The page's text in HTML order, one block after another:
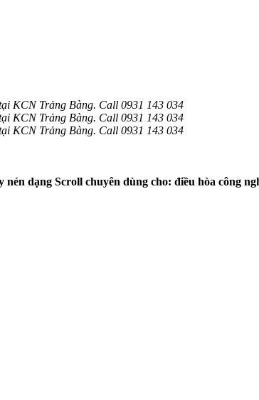
KCN Trảng Bàng. Call 0931 143 034
KCN Trảng Bàng. Call 0931 143 034
KCN Trảng Bàng. Call 0931 143 034
nén dạng Scroll chuyên dùng cho: điều hòa công